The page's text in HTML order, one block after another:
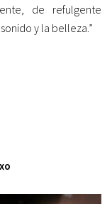
de refulgente
y la belleza.”